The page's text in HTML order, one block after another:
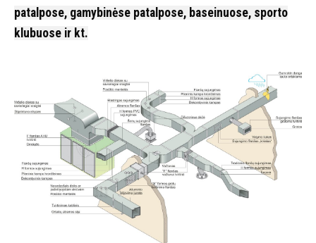
patalpose, gamybinėse patalpose, baseinuose, sporto
klubuose ir kt.